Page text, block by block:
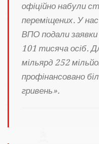
офіційно набули
переміщених. У
ВПО подали
101 тисяча осіб.
мільярд 252
профінансовано
гривень».